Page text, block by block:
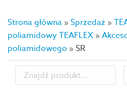
Strona główna » Sprzedaż »
poliamidowy TEAFLEX »
poliamidowego » SR